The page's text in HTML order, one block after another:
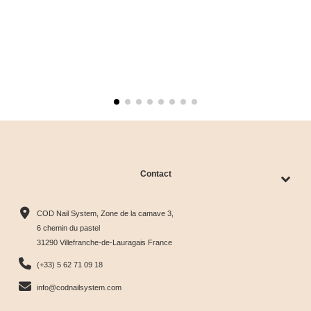
Contact
COD Nail System, Zone de la camave 3,
6 chemin du pastel
31290 Villefranche-de-Lauragais France
(+33) 5 62 71 09 18
info@codnailsystem.com